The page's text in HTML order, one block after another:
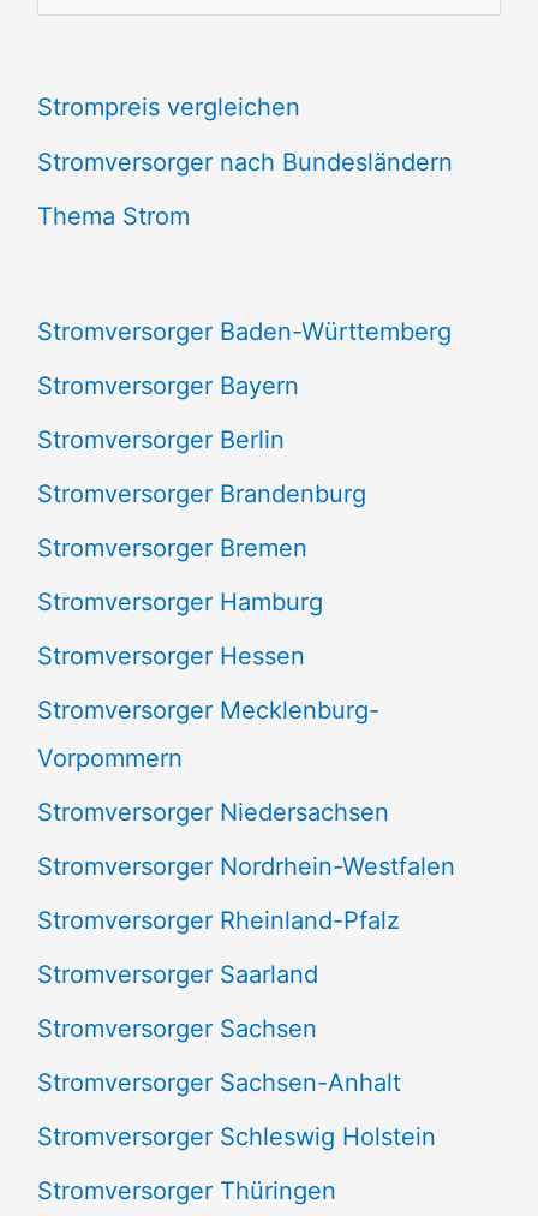
u
h
e
n
h
:
Strompreis vergleichen
Stromversorger nach Bundesländern
Thema Strom
Stromversorger Baden-Württemberg
Stromversorger Bayern
Stromversorger Berlin
Stromversorger Brandenburg
Stromversorger Bremen
Stromversorger Hamburg
Stromversorger Hessen
Stromversorger Mecklenburg-
Vorpommern
Stromversorger Niedersachsen
Stromversorger Nordrhein-Westfalen
Stromversorger Rheinland-Pfalz
Stromversorger Saarland
Stromversorger Sachsen
Stromversorger Sachsen-Anhalt
Stromversorger Schleswig Holstein
Stromversorger Thüringen